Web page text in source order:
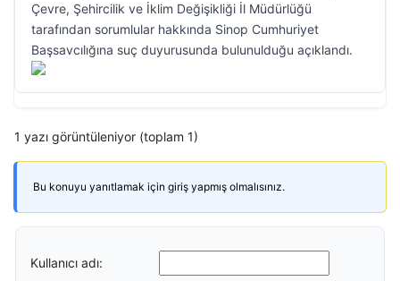
Çevre, Şehircilik ve İklim Değişikliği İl Müdürlüğü
tarafından sorumlular hakkında Sinop Cumhuriyet
Başsavcılığına suç duyurusunda bulunulduğu açıklandı.
1 yazı görüntüleniyor (toplam 1)
Bu konuyu yanıtlamak için giriş yapmış olmalısınız.
Kullanıcı adı: